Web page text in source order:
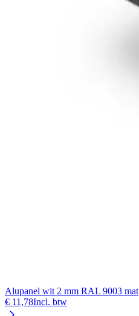
Alupanel wit 2 mm RAL 9003 mat
€ 11,78Incl. btw